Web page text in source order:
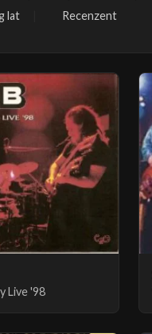
lat
Recenzent
Live '98